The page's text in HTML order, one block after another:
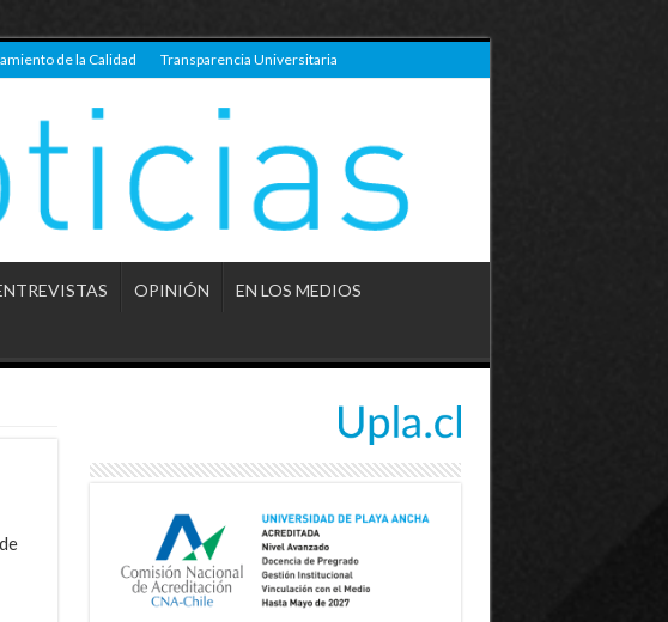
de la Calidad Transparencia Universitaria
OPINIÓN EN LOS MEDIOS